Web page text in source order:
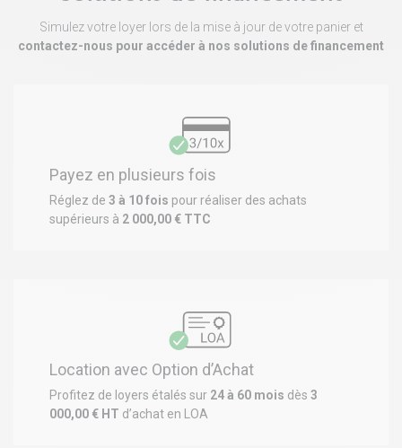
Simulez votre loyer lors de la mise à jour de votre panier et
contactez-nous pour accéder à nos solutions de financement
Payez en plusieurs fois
Réglez de 3 à 10 fois pour réaliser des achats
supérieurs à 2 000,00 € TTC
Location avec Option d’Achat
Profitez de loyers étalés sur 24 à 60 mois dès 3
000,00 € HT d’achat en LOA